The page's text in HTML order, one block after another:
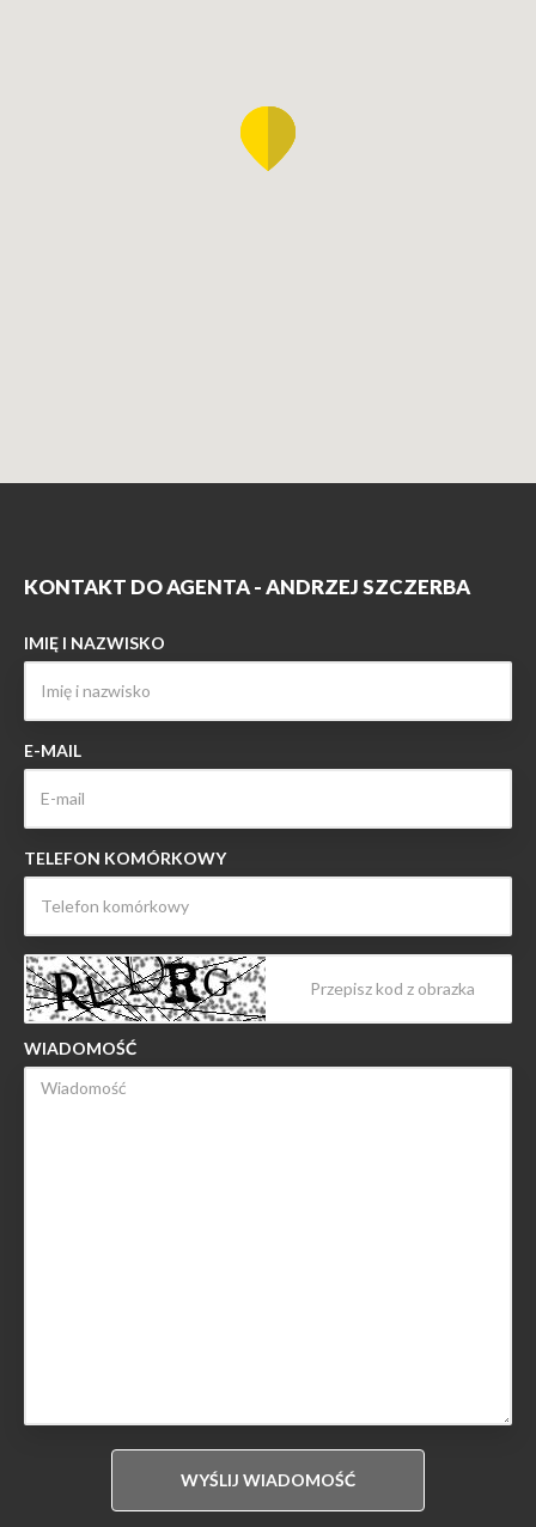
KONTAKT DO AGENTA - ANDRZEJ SZCZERBA
IMIĘ I NAZWISKO
E-MAIL
TELEFON KOMÓRKOWY
WIADOMOŚĆ